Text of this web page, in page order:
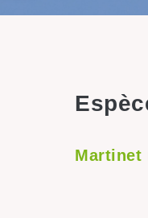
Martinet